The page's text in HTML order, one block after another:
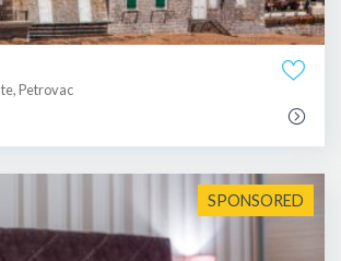
Petrovac
SPONSORED